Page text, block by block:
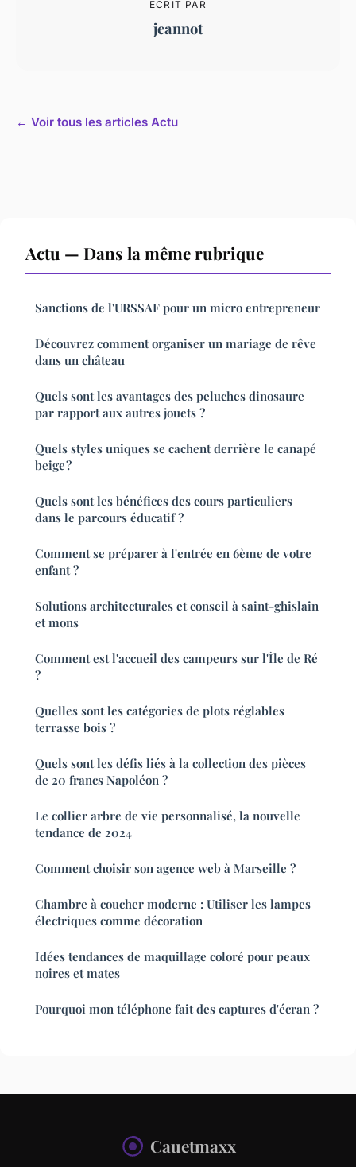
ECRIT PAR
jeannot
← Voir tous les articles Actu
Actu — Dans la même rubrique
Sanctions de l'URSSAF pour un micro entrepreneur
Découvrez comment organiser un mariage de rêve
dans un château
Quels sont les avantages des peluches dinosaure
par rapport aux autres jouets ?
Quels styles uniques se cachent derrière le canapé
beige ?
Quels sont les bénéfices des cours particuliers
dans le parcours éducatif ?
Comment se préparer à l'entrée en 6ème de votre
enfant ?
Solutions architecturales et conseil à saint-ghislain
et mons
Comment est l'accueil des campeurs sur l'Île de Ré
?
Quelles sont les catégories de plots réglables
terrasse bois ?
Quels sont les défis liés à la collection des pièces
de 20 francs Napoléon ?
Le collier arbre de vie personnalisé, la nouvelle
tendance de 2024
Comment choisir son agence web à Marseille ?
Chambre à coucher moderne : Utiliser les lampes
électriques comme décoration
Idées tendances de maquillage coloré pour peaux
noires et mates
Pourquoi mon téléphone fait des captures d'écran ?
Cauetmaxx